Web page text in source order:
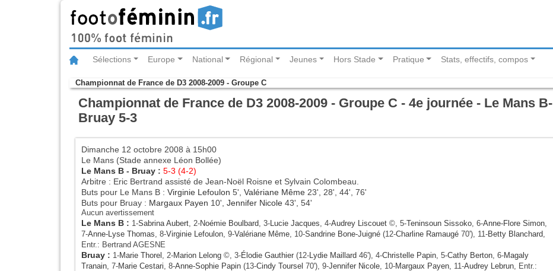
Sélections Europe National Régional Jeunes Hors Stade Pratique Stats, effectifs, compos
Championnat de France de D3 2008-2009 - Groupe C
Championnat de France de D3 2008-2009 - Groupe C - 4e journée - Le Mans B-
Bruay 5-3
Dimanche 12 octobre 2008 à 15h00
Le Mans (Stade annexe Léon Bollée)
Le Mans B - Bruay : 5-3 (4-2)
Arbitre : Eric Bertrand assisté de Jean-Noël Roisne et Sylvain Colombeau.
Buts pour Le Mans B : Virginie Lefoulon 5', Valériane Même 23', 28', 44', 76'
Buts pour Bruay : Margaux Payen 10', Jennifer Nicole 43', 54'
Aucun avertissement
Le Mans B : 1-Sabrina Aubert , 2-Noémie Boulbard , 3- Lucie Jacques , 4-Audrey Liscouet ©, 5-Teninsoun Sissoko , 6-Anne-Flore Simon
7-Anne-Lyse Thomas , 8-Virginie Lefoulon , 9-Valériane Même , 10-Sandrine Bone-Juigné (12-Charline Ramaugé 70'), 11-Betty Blanchard
Entr.: Bertrand AGESNE
Bruay : 1-Marie Thorel , 2-Marion Lelong ©, 3-Élodie Gauthier (12- Lydie Maillard 46'), 4-Christelle Papin , 5-Cathy Berton , 6-Magaly
Tranain , 7-Marie Cestari , 8-Anne-Sophie Papin (13-Cindy Toursel 70'), 9-Jennifer Nicole , 10-Margaux Payen , 11-Audrey Lebrun , Entr.: